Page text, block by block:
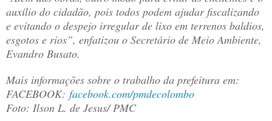
auxílio do cidadão, pois todos podem ajudar fiscalizando
e evitando o despejo irregular de lixo em terrenos baldios,
esgotos e rios”, enfatizou o Secretário de Meio Ambiente,
Evandro Busato.
Mais informações sobre o trabalho da prefeitura em:
FACEBOOK: facebook.com/pmdecolombo
Foto: Ilson L. de Jesus/ PMC